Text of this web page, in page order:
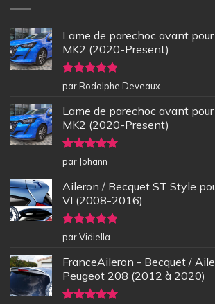
Lame de parechoc avant
MK2 (2020-Present)
Note5sur
5
par Rodolphe Deveaux
Lame de parechoc avant
MK2 (2020-Present)
Note5sur
5
par Johann
Aileron / Becquet ST Style
VI (2008-2016)
Note5sur
5
par Vidiella
FranceAileron - Becquet /
Peugeot 208 (2012 à 2020)